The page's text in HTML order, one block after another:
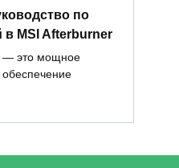
по
в MSI Afterburner
— это мощное